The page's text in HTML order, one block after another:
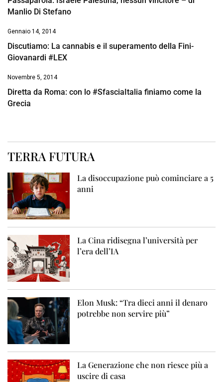
Manlio Di Stefano
Gennaio 14, 2014
Discutiamo: La cannabis e il superamento della Fini-
Giovanardi #LEX
Novembre 5, 2014
Diretta da Roma: con lo #SfasciaItalia finiamo come la
Grecia
TERRA FUTURA
La disoccupazione può cominciare a 5
anni
La Cina ridisegna l’università per
l’era dell’IA
Elon Musk: “Tra dieci anni il denaro
potrebbe non servire più”
La Generazione che non riesce più a
uscire di casa